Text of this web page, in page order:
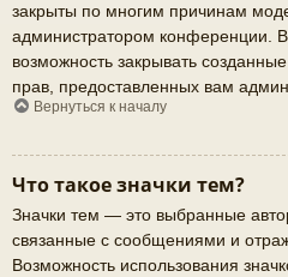
закрыты по многим причинам
администратором конференции.
возможность закрывать
прав, предоставленных вам
Вернуться к началу
Что такое значки тем?
Значки тем — это выбранные
связанные с сообщениями и
Возможность использования